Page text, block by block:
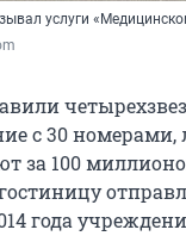
услуги
с 30
100
гостиницу
года